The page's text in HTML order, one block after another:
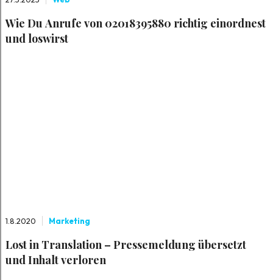
Wie Du Anrufe von 02018395880 richtig einordnest
und loswirst
1.8.2020 Marketing
Lost in Translation – Pressemeldung übersetzt
und Inhalt verloren